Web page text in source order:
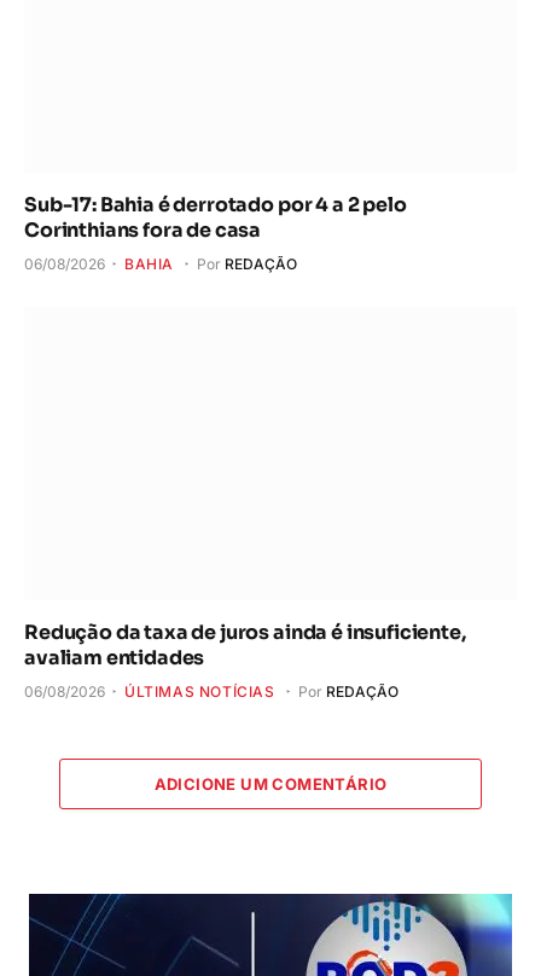
Sub-17: Bahia é derrotado por 4 a 2 pelo
Corinthians fora de casa
06/08/2026 BAHIA Por REDAÇÃO
Redução da taxa de juros ainda é insuficiente,
avaliam entidades
06/08/2026 ÚLTIMAS NOTÍCIAS Por REDAÇÃO
ADICIONE UM COMENTÁRIO